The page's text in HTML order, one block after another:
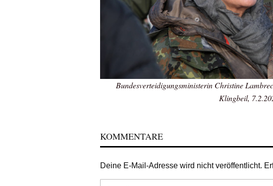
Bundesverteidigungsministerin Christine
Klingbeil,
KOMMENTARE
Deine E-Mail-Adresse wird nicht veröffentlicht.